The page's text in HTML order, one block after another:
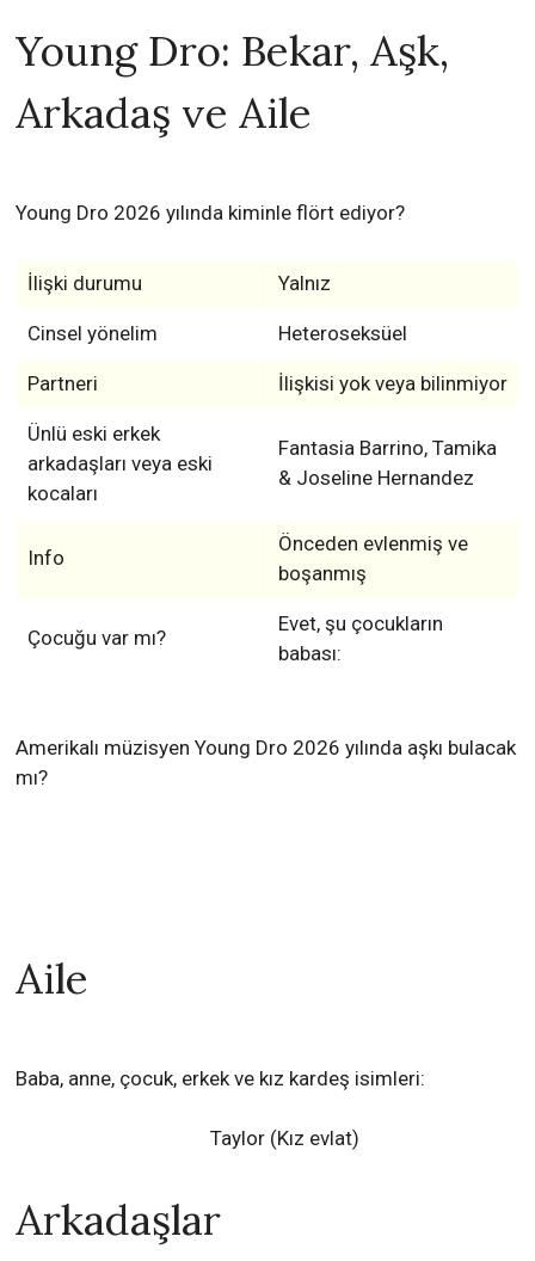
Young Dro: Bekar, Aşk,
Arkadaş ve Aile
Young Dro 2026 yılında kiminle flört ediyor?
İlişki durumu Yalnız
Cinsel yönelim Heteroseksüel
Partneri İlişkisi yok veya bilinmiyor
Ünlü eski erkek
arkadaşları veya eski
kocaları
Fantasia Barrino, Tamika
& Joseline Hernandez
Info
Önceden evlenmiş ve
boşanmış
Çocuğu var mı?
Evet, şu çocukların
babası:
Amerikalı müzisyen Young Dro 2026 yılında aşkı bulacak
mı?
Aile
Baba, anne, çocuk, erkek ve kız kardeş isimleri:
Taylor (Kız evlat)
Arkadaşlar